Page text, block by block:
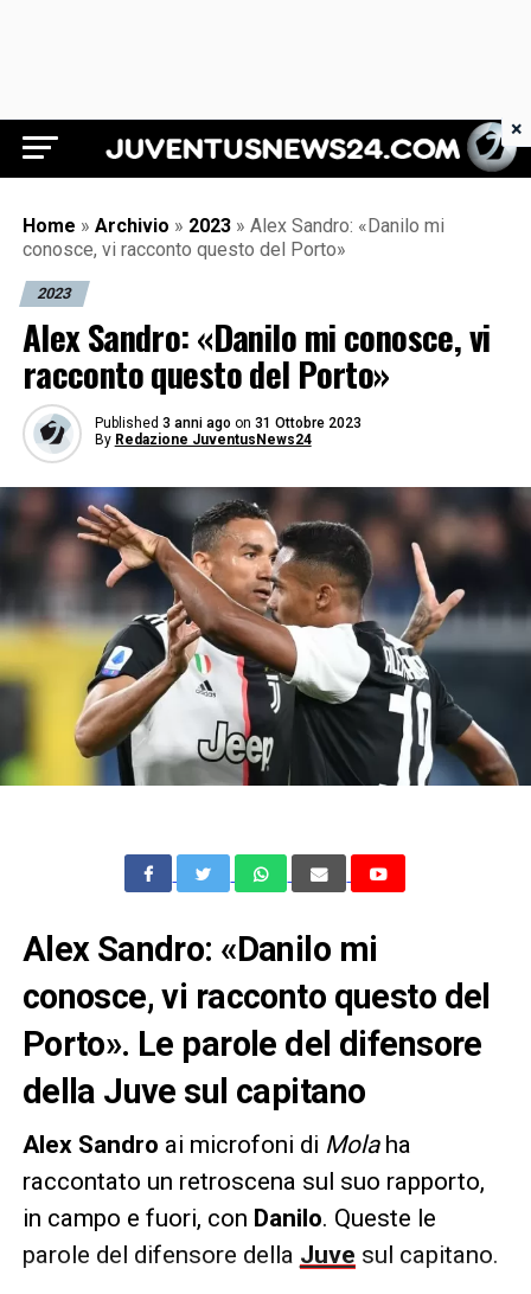
Juventus News 24
Home » Archivio » 2023 » Alex Sandro: «Danilo mi
conosce, vi racconto questo del Porto»
2023
Alex Sandro: «Danilo mi conosce, vi
racconto questo del Porto»
Published 3 anni ago on 31 Ottobre 2023
By Redazione JuventusNews24
Alex Sandro: «Danilo mi
conosce, vi racconto questo del
Porto». Le parole del difensore
della Juve sul capitano
Alex Sandro ai microfoni di Molaha
raccontato un retroscena sul suo rapporto,
in campo e fuori, con Danilo. Queste le
parole del difensore della Juve sul capitano.
×